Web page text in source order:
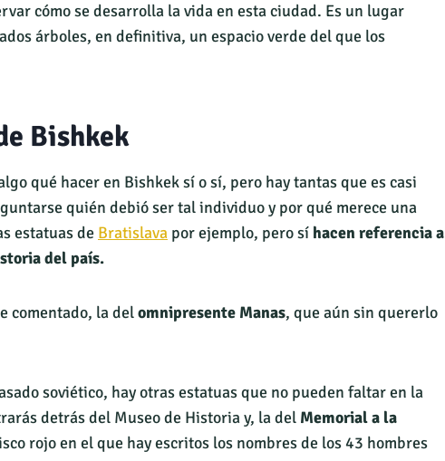
cómo se desarrolla la vida en esta ciudad. Es un lugar
árboles, en definitiva, un espacio verde del que los
Bishkek
qué hacer en Bishkek sí o sí, pero hay tantas que es casi
quién debió ser tal individuo y por qué merece una
estatuas de Bratislava por ejemplo, pero sí hacen referencia a
del país.
comentado, la delomnipresente Manas, que aún sin quererlo
soviético, hay otras estatuas que no pueden faltar en la
detrás del Museo de Historia y, la del Memorial a la
rojo en el que hay escritos los nombres de los 43 hombres